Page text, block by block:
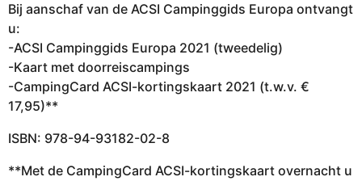
Bij aanschaf van de ACSI Campinggids Europa ontvangt
u:
-ACSI Campinggids Europa 2021 (tweedelig)
-Kaart met doorreiscampings
-CampingCard ACSI-kortingskaart 2021 (t.w.v. €
17,95)**
ISBN: 978-94-93182-02-8
**Met de CampingCard ACSI-kortingskaart overnacht u